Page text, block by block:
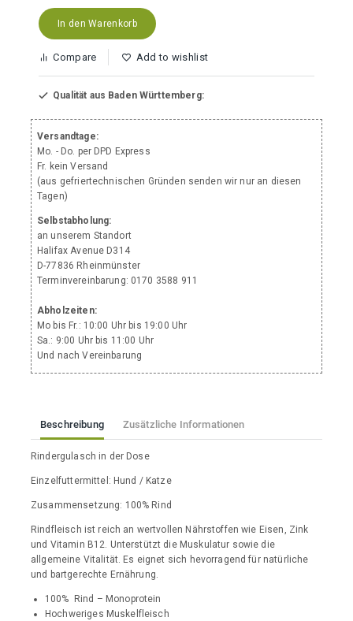
Versandtage:
Mo. - Do. per DPD Express
Fr. kein Versand
(aus gefriertechnischen Gründen senden wir nur an diesen
Tagen)
Selbstabholung:
an unserem Standort
Halifax Avenue D314
D-77836 Rheinmünster
Terminvereinbarung: 0170 3588 911
Abholzeiten:
Mo bis Fr.: 10:00 Uhr bis 19:00 Uhr
Sa.: 9:00 Uhr bis 11:00 Uhr
Und nach Vereinbarung
In den Warenkorb
Compare Add to wishlist
Qualität aus Baden Württemberg:
Beschreibung Zusätzliche Informationen
Rindergulasch in der Dose
Einzelfuttermittel: Hund / Katze
Zusammensetzung: 100% Rind
Rindfleisch ist reich an wertvollen Nährstoffen wie Eisen, Zink
und Vitamin B12. Unterstützt die Muskulatur sowie die
allgemeine Vitalität. Es eignet sich hevorragend für natürliche
und bartgerechte Ernährung.
100% Rind – Monoprotein
Hochweriges Muskelfleisch